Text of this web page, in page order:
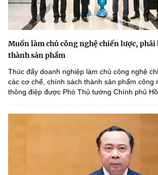
Muốn làm chủ công nghệ chiến lược, phải
thành sản phẩm
Thúc đẩy doanh nghiệp làm chủ công nghệ
các cơ chế, chính sách thành sản phẩm công
thông điệp được Phó Thủ tướng Chính phủ Hồ